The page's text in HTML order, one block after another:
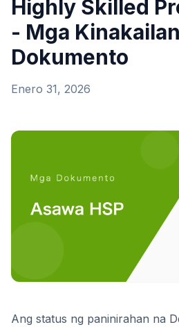
Highly Skilled
- Mga
Dokumento
Enero 31, 2026
Ang status ng paninirahan na